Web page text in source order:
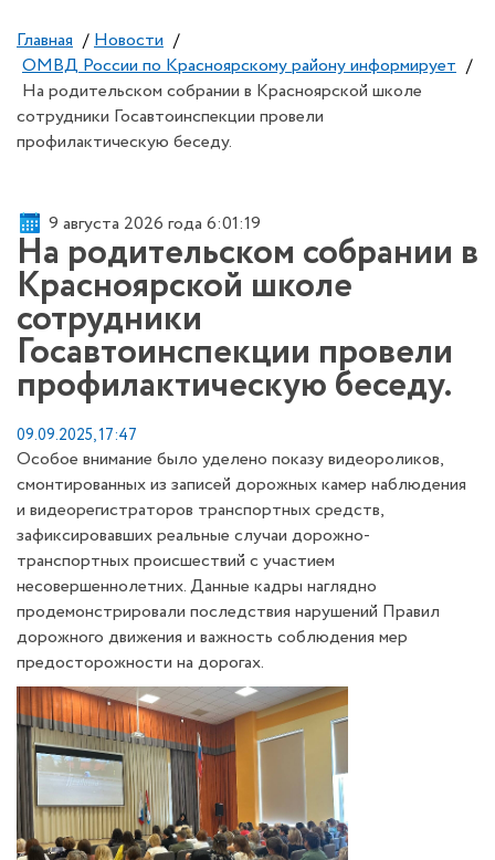
Главная / Новости /
ОМВД России по Красноярскому району информирует /
На родительском собрании в Красноярской школе
сотрудники Госавтоинспекции провели
профилактическую беседу.
9 августа 2026 года 6:01:20
На родительском собрании в
Красноярской школе
сотрудники
Госавтоинспекции провели
профилактическую беседу.
09.09.2025, 17:47
Особое внимание было уделено показу видеороликов,
смонтированных из записей дорожных камер наблюдения
и видеорегистраторов транспортных средств,
зафиксировавших реальные случаи дорожно-
транспортных происшествий с участием
несовершеннолетних. Данные кадры наглядно
продемонстрировали последствия нарушений Правил
дорожного движения и важность соблюдения мер
предосторожности на дорогах.